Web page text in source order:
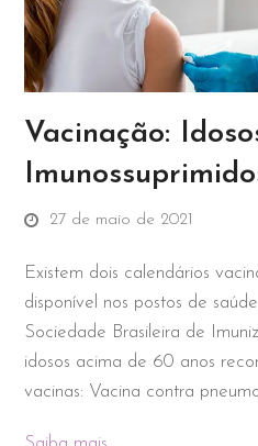
Vacinação:
27 de maio de 2021
Existem dois calendários
disponível nos postos de
Sociedade Brasileira de
idosos acima de 60 anos
vacinas: Vacina contra